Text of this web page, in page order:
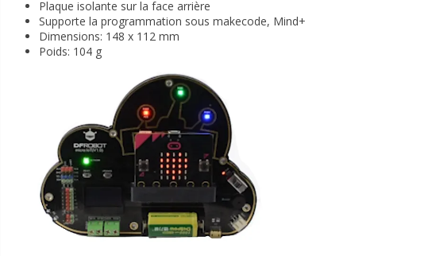
Plaque isolante sur la face arrière
Supporte la programmation sous makecode, Mind+
Dimensions: 148 x 112 mm
Poids: 104 g